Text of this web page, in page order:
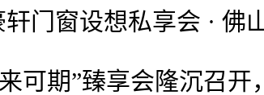
窗设想私享会 · 佛山
期”臻享会隆沉召开